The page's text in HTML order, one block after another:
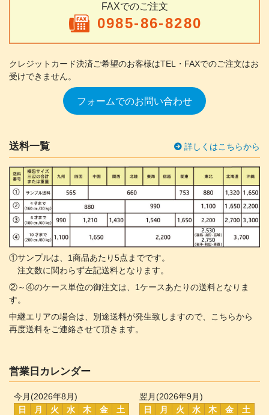
FAXでのご注文
0985-86-8280
クレジットカード決済ご希望のお客様はTEL・FAXでのご注文はお
受けできません。
フォームでのお問い合わせ
送料一覧 詳しくはこちらから
①サンプルは、1商品あたり5点までです。
注文数に関わらず左記送料となります。
②～④のケース単位の御注文は、1ケースあたりの送料となりま
す。
中継エリアの場合は、別途送料が発生致しますので、こちらから
再度送料をご連絡させて頂きます。
営業日カレンダー
今月(2026年8月)
日
月 火 水 木 金
土
翌月(2026年9月)
日
月 火 水 木 金
土